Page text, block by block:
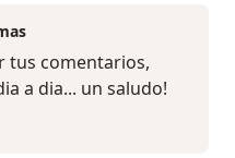
tus comentarios,
a dia... un saludo!